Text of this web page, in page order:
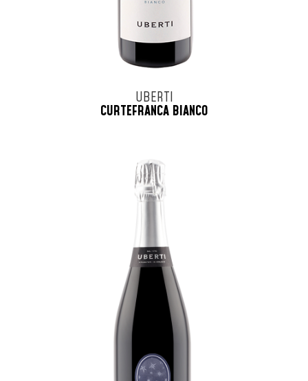
UBERTI
CURTEFRANCA BIANCO